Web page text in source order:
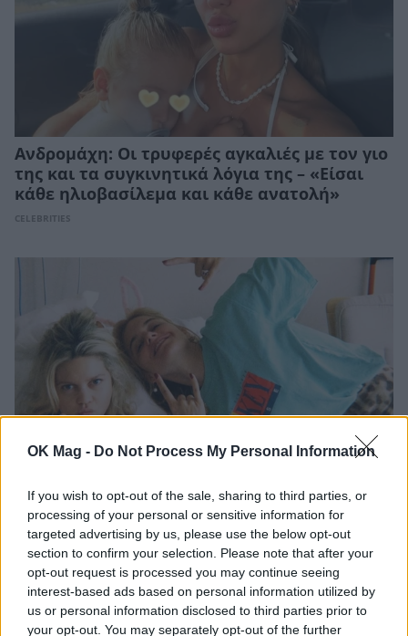
OK Mag - Do Not Process My Personal Information
If you wish to opt-out of the sale, sharing to third parties, or
processing of your personal or sensitive information for
targeted advertising by us, please use the below opt-out
section to confirm your selection. Please note that after your
opt-out request is processed you may continue seeing
interest-based ads based on personal information utilized by
us or personal information disclosed to third parties prior to
your opt-out. You may separately opt-out of the further
Ανδρομάχη: Οι τρυφερές αγκαλιές με τον γιο
της και τα συγκινητικά λόγια της – «Είσαι
κάθε ηλιοβασίλεμα και κάθε ανατολή»
CELEBRITIES
Λίλα Μπακλέση: Γέννησε η ηθοποιός – Η
πρώτη της φωτογραφία από το μαιευτήριο
CELEBRITIES